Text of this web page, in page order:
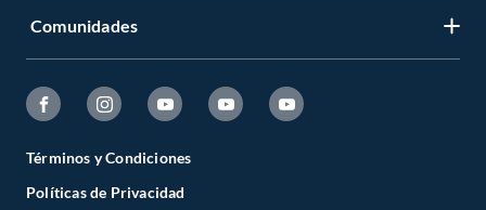
Comunidades
Términos y Condiciones
Políticas de Privacidad